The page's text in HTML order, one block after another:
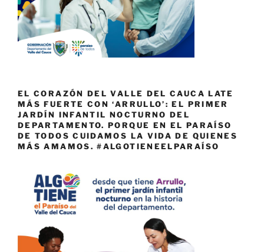
EL CORAZÓN DEL VALLE DEL CAUCA LATE
MÁS FUERTE CON ‘ARRULLO’: EL PRIMER
JARDÍN INFANTIL NOCTURNO DEL
DEPARTAMENTO. PORQUE EN EL PARAÍSO
DE TODOS CUIDAMOS LA VIDA DE QUIENES
MÁS AMAMOS. #ALGOTIENEELPARAÍSO